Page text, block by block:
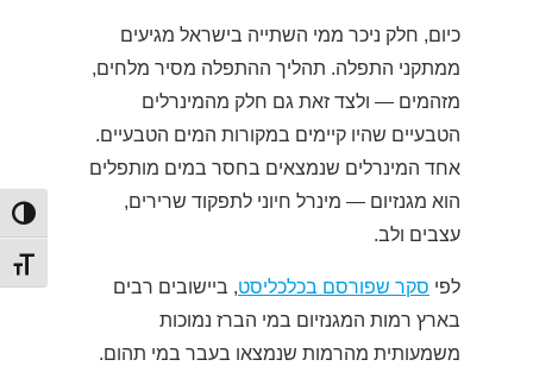
מתג
כיום, חלק ניכר ממי השתייה בישראל מגיעים
ממתקני התפלה. תהליך ההתפלה מסיר מלחים,
מזהמים — ולצד זאת גם חלק מהמינרלים
הטבעיים שהיו קיימים במקורות המים הטבעיים.
אחד המינרלים שנמצאים בחסר במים מותפלים
הוא מגנזיום — מינרל חיוני לתפקוד שרירים,
עצבים ולב.
לפי סקר שפורסם בכלכליסט, ביישובים רבים
בארץ רמות המגנזיום במי הברז נמוכות
משמעותית מהרמות שנמצאו בעבר במי תהום.